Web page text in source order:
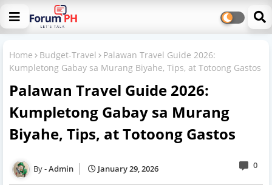
Home Budget-Travel
Palawan Travel Guide 2026:
Kumpletong Gabay sa Murang Biyahe, Tips, at Totoong Gastos
Palawan Travel Guide 2026:
Kumpletong Gabay sa Murang
Biyahe, Tips, at Totoong Gastos
Admin January 29, 2026 0